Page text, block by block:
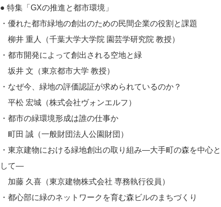
● 特集「GXの推進と都市環境」
・優れた都市緑地の創出のための民間企業の役割と課題
柳井 重人（千葉大学大学院 園芸学研究院 教授）
・都市開発によって創出される空地と緑
坂井 文（東京都市大学 教授）
・なぜ今、緑地の評価認証が求められているのか？
平松 宏城（株式会社ヴォンエルフ）
・都市の緑環境形成は誰の仕事か
町田 誠（一般財団法人公園財団）
・東京建物における緑地創出の取り組み―大手町の森を中心と
して―
加藤 久喜（東京建物株式会社 専務執行役員）
・都心部に緑のネットワークを育む森ビルのまちづくり